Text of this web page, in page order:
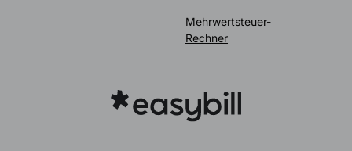
Mehrwertsteuer-
Rechner